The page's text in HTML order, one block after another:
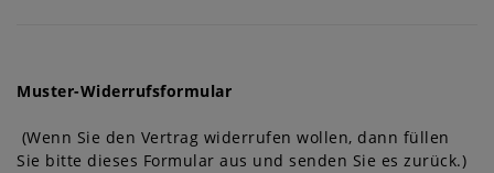
Muster-Widerrufsformular
(Wenn Sie den Vertrag widerrufen wollen, dann füllen
Sie bitte dieses Formular aus und senden Sie es zurück.)